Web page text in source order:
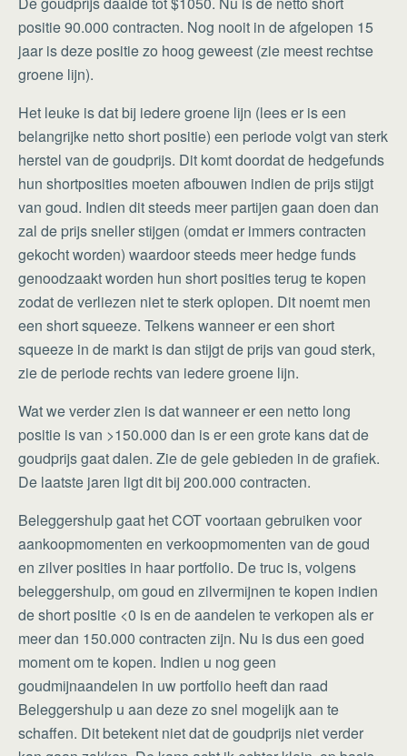
positie 90.000 contracten. Nog nooit in de afgelopen 15
jaar is deze positie zo hoog geweest (zie meest rechtse
groene lijn).
Het leuke is dat bij iedere groene lijn (lees er is een
belangrijke netto short positie) een periode volgt van sterk
herstel van de goudprijs. Dit komt doordat de hedgefunds
hun shortposities moeten afbouwen indien de prijs stijgt
van goud. Indien dit steeds meer partijen gaan doen dan
zal de prijs sneller stijgen (omdat er immers contracten
gekocht worden) waardoor steeds meer hedge funds
genoodzaakt worden hun short posities terug te kopen
zodat de verliezen niet te sterk oplopen. Dit noemt men
een short squeeze. Telkens wanneer er een short
squeeze in de markt is dan stijgt de prijs van goud sterk,
zie de periode rechts van iedere groene lijn.
Wat we verder zien is dat wanneer er een netto long
positie is van >150.000 dan is er een grote kans dat de
goudprijs gaat dalen. Zie de gele gebieden in de grafiek.
De laatste jaren ligt dit bij 200.000 contracten.
Beleggershulp gaat het COT voortaan gebruiken voor
aankoopmomenten en verkoopmomenten van de goud
en zilver posities in haar portfolio. De truc is, volgens
beleggershulp, om goud en zilvermijnen te kopen indien
de short positie <0 is en de aandelen te verkopen als er
meer dan 150.000 contracten zijn. Nu is dus een goed
moment om te kopen. Indien u nog geen
goudmijnaandelen in uw portfolio heeft dan raad
Beleggershulp u aan deze zo snel mogelijk aan te
schaffen. Dit betekent niet dat de goudprijs niet verder